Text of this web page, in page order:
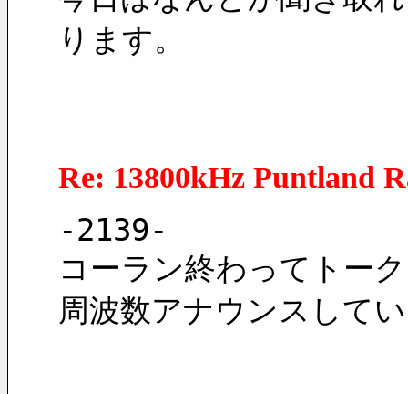
ります。
Re: 13800kHz Puntland
-2139-
コーラン終わってトー
周波数アナウンスして